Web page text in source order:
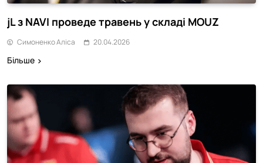
jL з NAVI проведе травень у складі MOUZ
Симоненко Аліса 20.04.2026
Більше